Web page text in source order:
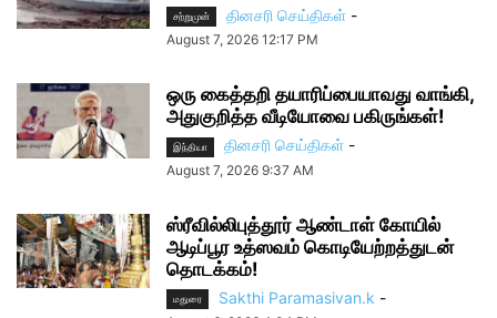
சற்றுமுன் தினசரி செய்திகள் -
August 7, 2026 12:17 PM
ஒரு கைத்தறி தயாரிப்பையாவது வாங்கி,
அதுகுறித்த வீடியோவை பகிருங்கள்!
இந்தியா தினசரி செய்திகள் -
August 7, 2026 9:37 AM
ஸ்ரீவில்லிபுத்தூர் ஆண்டாள் கோயில்
ஆடிப்பூர உத்ஸவம் கொடியேற்றத்துடன்
தொடக்கம்!
மதுரை Sakthi Paramasivan.k -